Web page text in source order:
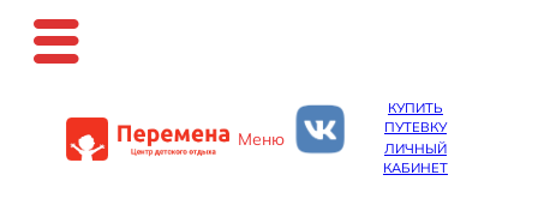
к
содержимому
Меню
КУПИТЬ
ПУТЕВКУ
ЛИЧНЫЙ
КАБИНЕТ